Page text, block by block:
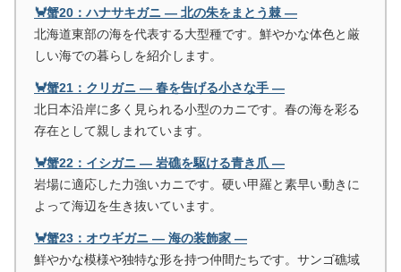
🦀蟹20：ハナサキガニ ― 北の朱をまとう棘 ―
北海道東部の海を代表する大型種です。鮮やかな体色と厳
しい海での暮らしを紹介します。
🦀蟹21：クリガニ ― 春を告げる小さな手 ―
北日本沿岸に多く見られる小型のカニです。春の海を彩る
存在として親しまれています。
🦀蟹22：イシガニ ― 岩礁を駆ける青き爪 ―
岩場に適応した力強いカニです。硬い甲羅と素早い動きに
よって海辺を生き抜いています。
🦀蟹23：オウギガニ ― 海の装飾家 ―
鮮やかな模様や独特な形を持つ仲間たちです。サンゴ礁域